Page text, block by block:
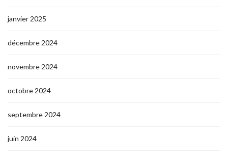
janvier 2025
décembre 2024
novembre 2024
octobre 2024
septembre 2024
juin 2024